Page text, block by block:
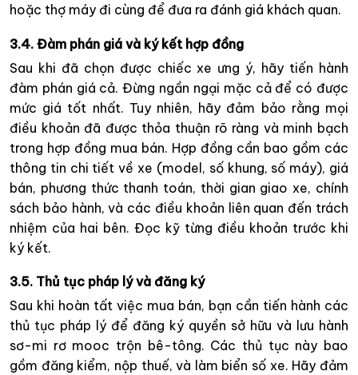
hoặc thợ máy đi cùng để đưa ra đánh giá khách quan.
3.4. Đàm phán giá và ký kết hợp đồng
Sau khi đã chọn được chiếc xe ưng ý, hãy tiến hành
đàm phán giá cả. Đừng ngần ngại mặc cả để có được
mức giá tốt nhất. Tuy nhiên, hãy đảm bảo rằng mọi
điều khoản đã được thỏa thuận rõ ràng và minh bạch
trong hợp đồng mua bán. Hợp đồng cần bao gồm các
thông tin chi tiết về xe (model, số khung, số máy), giá
bán, phương thức thanh toán, thời gian giao xe, chính
sách bảo hành, và các điều khoản liên quan đến trách
nhiệm của hai bên. Đọc kỹ từng điều khoản trước khi
ký kết.
3.5. Thủ tục pháp lý và đăng ký
Sau khi hoàn tất việc mua bán, bạn cần tiến hành các
thủ tục pháp lý để đăng ký quyền sở hữu và lưu hành
sơ-mi rơ mooc trộn bê-tông. Các thủ tục này bao
gồm đăng kiểm, nộp thuế, và làm biển số xe. Hãy đảm